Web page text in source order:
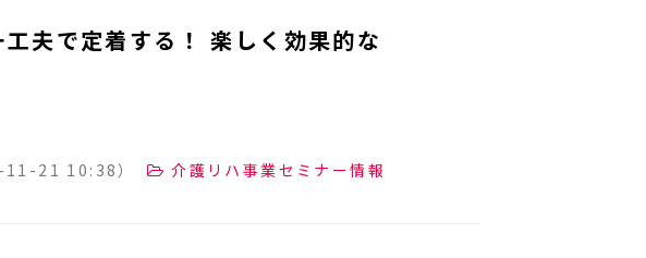
夫で定着する！ 楽しく効果的な
11-21 10:38） 介護リハ事業セミナー情報